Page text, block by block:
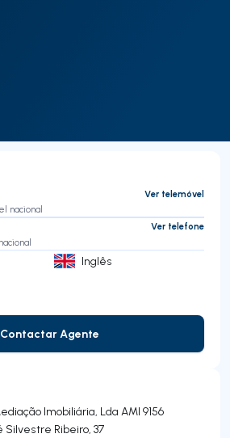
Ver telemóvel
nacional
Ver telefone
Inglês
Contactar Agente
Contactar Agente
Imobiliária, Lda AMI 9156
Silvestre Ribeiro, 37